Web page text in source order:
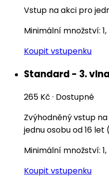
Vstup na akci pro
Minimální množství:
Koupit vstupenku
Standard - 3. vlna
265 Kč · Dostupné
Zvýhodněný vstup
jednu osobu od 16
Minimální množství:
Koupit vstupenku